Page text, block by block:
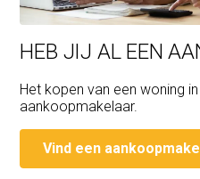
HEB JIJ AL EEN
Het kopen van een woning
aankoopmakelaar.
Vind een